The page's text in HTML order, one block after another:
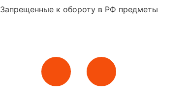
Запрещенные к обороту в РФ предметы